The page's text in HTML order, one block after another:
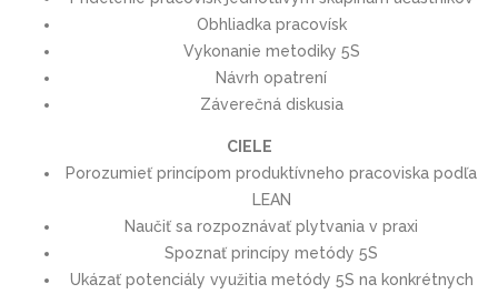
Obhliadka pracovísk
Vykonanie metodiky 5S
Návrh opatrení
Záverečná diskusia
CIELE
Porozumieť princípom produktívneho pracoviska podľa
LEAN
Naučiť sa rozpoznávať plytvania v praxi
Spoznať princípy metódy 5S
Ukázať potenciály využitia metódy 5S na konkrétnych